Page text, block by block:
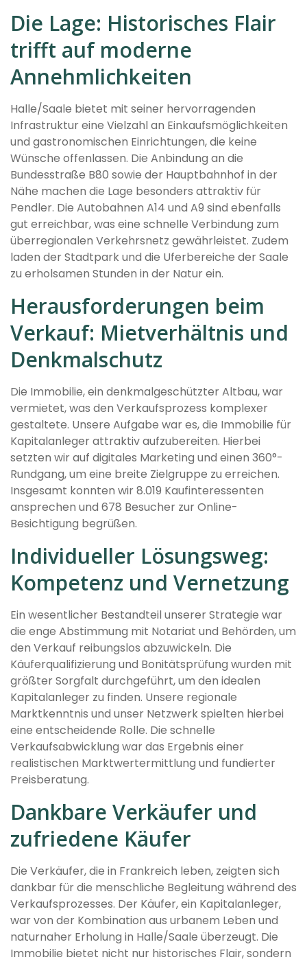
Die Lage: Historisches Flair
trifft auf moderne
Annehmlichkeiten
Halle/Saale bietet mit seiner hervorragenden
Infrastruktur eine Vielzahl an Einkaufsmöglichkeiten
und gastronomischen Einrichtungen, die keine
Wünsche offenlassen. Die Anbindung an die
Bundesstraße B80 sowie der Hauptbahnhof in der
Nähe machen die Lage besonders attraktiv für
Pendler. Die Autobahnen A14 und A9 sind ebenfalls
gut erreichbar, was eine schnelle Verbindung zum
überregionalen Verkehrsnetz gewährleistet. Zudem
laden der Stadtpark und die Uferbereiche der Saale
zu erholsamen Stunden in der Natur ein.
Herausforderungen beim
Verkauf: Mietverhältnis und
Denkmalschutz
Die Immobilie, ein denkmalgeschützter Altbau, war
vermietet, was den Verkaufsprozess komplexer
gestaltete. Unsere Aufgabe war es, die Immobilie für
Kapitalanleger attraktiv aufzubereiten. Hierbei
setzten wir auf digitales Marketing und einen 360°-
Rundgang, um eine breite Zielgruppe zu erreichen.
Insgesamt konnten wir 8.019 Kaufinteressenten
ansprechen und 678 Besucher zur Online-
Besichtigung begrüßen.
Individueller Lösungsweg:
Kompetenz und Vernetzung
Ein wesentlicher Bestandteil unserer Strategie war
die enge Abstimmung mit Notariat und Behörden, um
den Verkauf reibungslos abzuwickeln. Die
Käuferqualifizierung und Bonitätsprüfung wurden mit
größter Sorgfalt durchgeführt, um den idealen
Kapitalanleger zu finden. Unsere regionale
Marktkenntnis und unser Netzwerk spielten hierbei
eine entscheidende Rolle. Die schnelle
Verkaufsabwicklung war das Ergebnis einer
realistischen Marktwertermittlung und fundierter
Preisberatung.
Dankbare Verkäufer und
zufriedene Käufer
Die Verkäufer, die in Frankreich leben, zeigten sich
dankbar für die menschliche Begleitung während des
Verkaufsprozesses. Der Käufer, ein Kapitalanleger,
war von der Kombination aus urbanem Leben und
naturnaher Erholung in Halle/Saale überzeugt. Die
Immobilie bietet nicht nur historisches Flair, sondern